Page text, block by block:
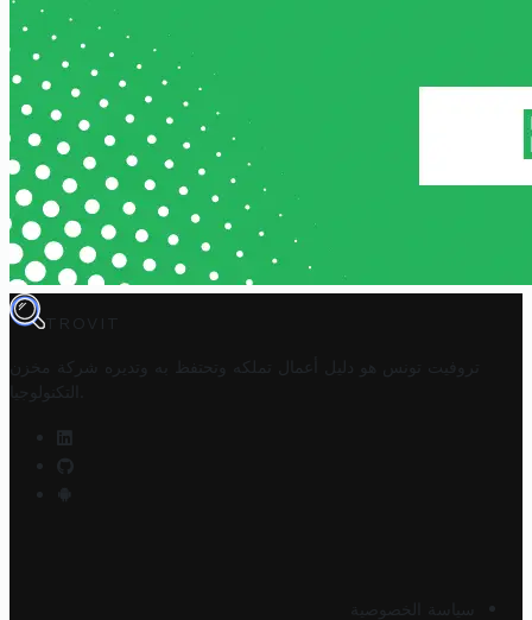
TROVIT
تروفيت تونس هو دليل أعمال تملكه وتحتفظ به وتديره
شركة مخزن
التكنولوجيا
سياسة الخصوصية